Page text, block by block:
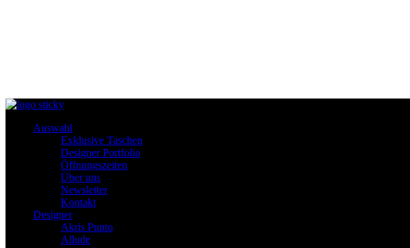
Auswahl
Exklusive Taschen
Designer Portfolio
Öffnungszeiten
Über uns
Newsletter
Kontakt
Designer
Akris Punto
Allude